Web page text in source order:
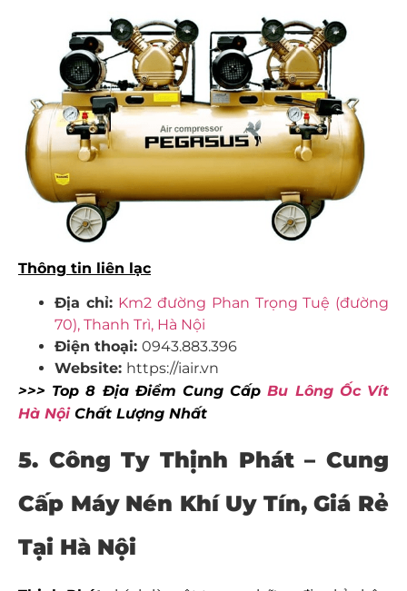
Thông tin liên lạc
Địa chỉ: Km2 đường Phan Trọng Tuệ (đường
70), Thanh Trì, Hà Nội
Điện thoại: 0943.883.396
Website: https://iair.vn
>>> Top 8 Địa Điểm Cung CấpBu Lông Ốc Vít
Hà NộiChất Lượng Nhất
5. Công Ty Thịnh Phát – Cung
Cấp Máy Nén Khí Uy Tín, Giá Rẻ
Tại Hà Nội